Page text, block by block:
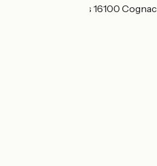
85 rue Jean Jaurès 16100 Cognac